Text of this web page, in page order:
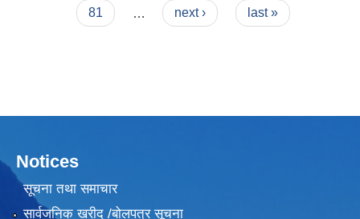
81
next › last »
Notices
सूचना तथा समाचार
सार्वजनिक खरीद /बोलपत्र सूचना